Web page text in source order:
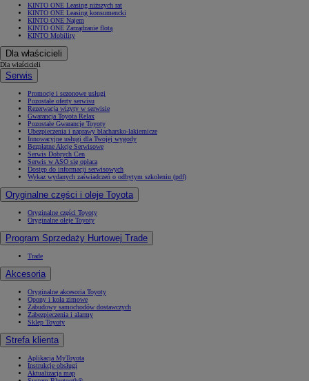
KINTO ONE Leasing niższych rat
KINTO ONE Leasing konsumencki
KINTO ONE Najem
KINTO ONE Zarządzanie flotą
KINTO Mobility
Dla właścicieli
Dla właścicieli
Serwis
Promocje i sezonowe usługi
Pozostałe oferty serwisu
Rezerwacja wizyty w serwisie
Gwarancja Toyota Relax
Pozostałe Gwarancje Toyoty
Ubezpieczenia i naprawy blacharsko-lakiernicze
Innowacyjne usługi dla Twojej wygody
Bezpłatne Akcje Serwisowe
Serwis Dobrych Cen
Serwis w ASO się opłaca
Dostęp do informacji serwisowych
Wykaz wydanych zaświadczeń o odbytym szkoleniu (pdf)
Oryginalne części i oleje Toyota
Oryginalne części Toyoty
Oryginalne oleje Toyoty
Program Sprzedaży Hurtowej Trade
Trade
Akcesoria
Oryginalne akcesoria Toyoty
Opony i koła zimowe
Zabudowy samochodów dostawczych
Zabezpieczenia i alarmy
Sklep Toyoty
Strefa klienta
Aplikacja MyToyota
Instrukcje obsługi
Aktualizacja map